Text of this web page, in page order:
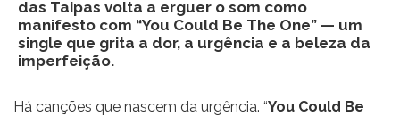
das Taipas volta a erguer o som como
manifesto com “You Could Be The One” — um
single que grita a dor, a urgência e a beleza da
imperfeição.
Há canções que nascem da urgência. “You Could Be